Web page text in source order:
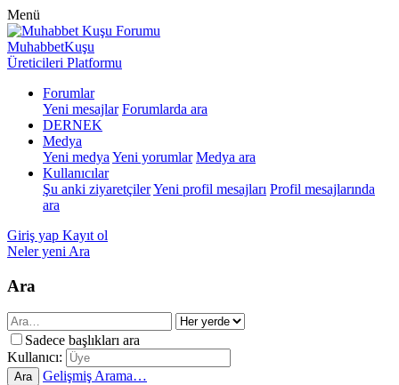
Menü
MuhabbetKuşu
Üreticileri Platformu
Forumlar
Yeni mesajlar Forumlarda ara
DERNEK
Medya
Yeni medya Yeni yorumlar Medya ara
Kullanıcılar
Şu anki ziyaretçilerYeni profil mesajları Profil mesajlarında
ara
Giriş yap Kayıt ol
Neler yeni Ara
Ara
Sadece başlıkları ara
Kullanıcı:
Ara
Gelişmiş Arama…